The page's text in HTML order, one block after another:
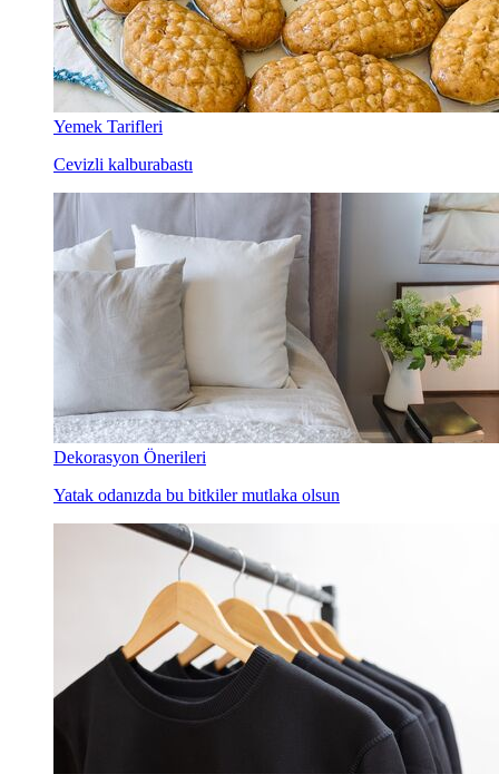
Yemek Tarifleri
Cevizli kalburabastı
Dekorasyon Önerileri
Yatak odanızda bu bitkiler mutlaka olsun